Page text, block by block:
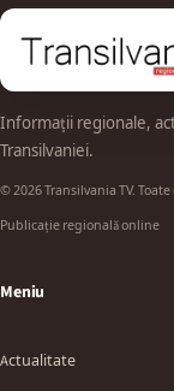
Informații regionale,
Transilvaniei.
© 2026 Transilvania TV.
Publicație regională online
Meniu
Actualitate